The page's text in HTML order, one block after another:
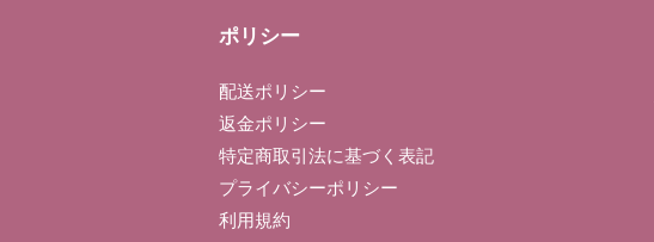
ポリシー
配送ポリシー
返金ポリシー
特定商取引法に基づく表記
プライバシーポリシー
利用規約